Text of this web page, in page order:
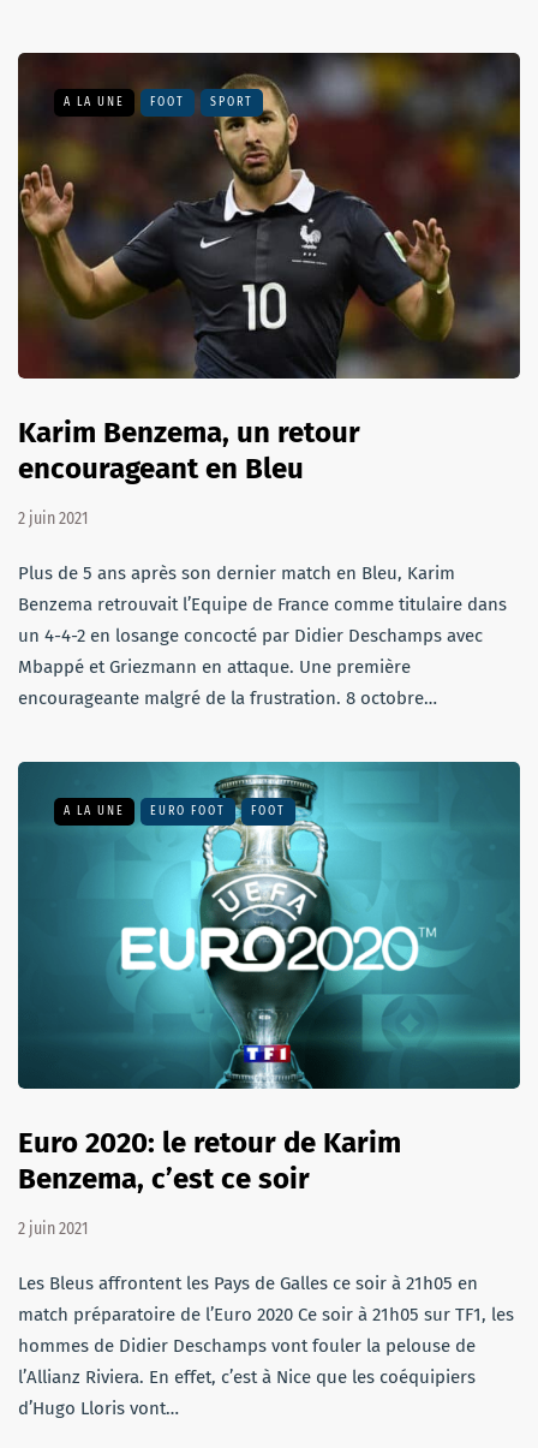
A LA UNE FOOT SPORT
Karim Benzema, un retour
encourageant en Bleu
2 juin 2021
Plus de 5 ans après son dernier match en Bleu, Karim
Benzema retrouvait l’Equipe de France comme titulaire dans
un 4-4-2 en losange concocté par Didier Deschamps avec
Mbappé et Griezmann en attaque. Une première
encourageante malgré de la frustration. 8 octobre…
A LA UNE EURO FOOT FOOT
Euro 2020: le retour de Karim
Benzema, c’est ce soir
2 juin 2021
Les Bleus affrontent les Pays de Galles ce soir à 21h05 en
match préparatoire de l’Euro 2020 Ce soir à 21h05 sur TF1, les
hommes de Didier Deschamps vont fouler la pelouse de
l’Allianz Riviera. En effet, c’est à Nice que les coéquipiers
d’Hugo Lloris vont…